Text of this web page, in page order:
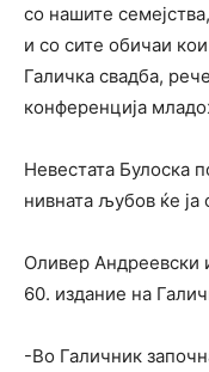
со нашите
и со сите обичаи
Галичка свадба,
конференција
Невестата Булоска
нивната љубов ќе ја
Оливер Андреевски
60. издание на
-Во Галичник